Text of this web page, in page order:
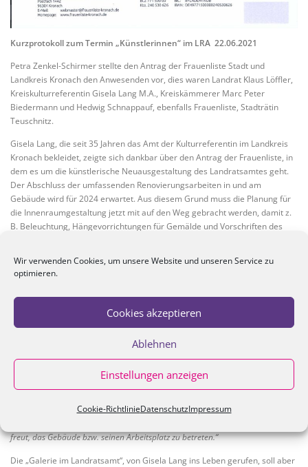
Wir verwenden Cookies, um unsere Website und unseren Service zu
optimieren.
Cookies akzeptieren
Ablehnen
Einstellungen anzeigen
Cookie-RichtlinieDatenschutzImpressum
Kurzprotokoll zum Termin „Künstlerinnen“ im LRA 22.06.2021
Petra Zenkel-Schirmer stellte den Antrag der Frauenliste Stadt und
Landkreis Kronach den Anwesenden vor, dies waren Landrat Klaus Löffler,
Kreiskulturreferentin Gisela Lang M.A., Kreiskämmerer Marc Peter
Biedermann und Hedwig Schnappauf, ebenfalls Frauenliste, Stadträtin
Teuschnitz.
Gisela Lang, die seit 35 Jahren das Amt der Kulturreferentin im Landkreis
Kronach bekleidet, zeigte sich dankbar über den Antrag der Frauenliste, in
dem es um die künstlerische Neuausgestaltung des Landratsamtes geht.
Der Abschluss der umfassenden Renovierungsarbeiten in und am
Gebäude wird für 2024 erwartet. Aus diesem Grund muss die Planung für
die Innenraumgestaltung jetzt mit auf den Weg gebracht werden, damit z.
B. Beleuchtung, Hängevorrichtungen für Gemälde und Vorschriften des
Allerdings wünscht sich die Frauenliste mit Nachdruck, dass diesmal
Gemälde von Künstlerinnen aus der Region in angemessener Form
mit einer Kurzvita und jeweils zwei Beispielen ihrer Tätigkeit vorgestellt.
Dies waren Andrea Partheymüller-Gerber, Mirjam Gwosdek, Lisa Stöhr,
Angelika Gilberg und Lucia de Figueiredo-Huth.
betonten, dass sie selbst seit langem die Idee einer komplett neuen
Ausgestaltung des Landratsamtes in sich tragen. Beide denken jedoch
Mitarbeiterinnen und Mitarbeiter des Hauses an ihrem Arbeitsplatz wohl
freut, das Gebäude bzw.seinenArbeitsplatz zu betreten.“
Die „Galerie im Landratsamt“, von Gisela Lang ins Leben gerufen, soll aber